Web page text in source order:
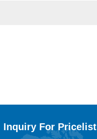
Inquiry For Pricelist